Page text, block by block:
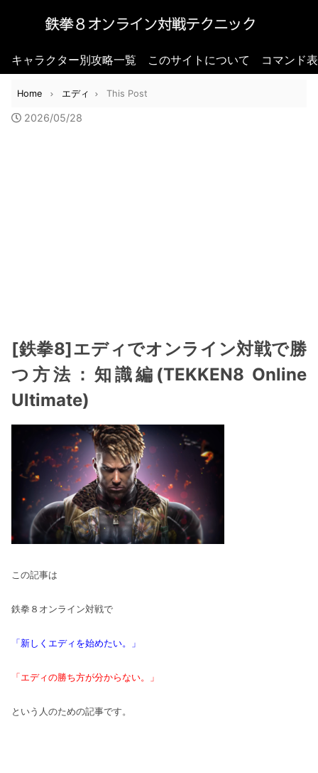
キャラクター別攻略一覧 このサイトについて コマンド
Home エディ This Post
2026/05/28
[鉄拳8]エディでオンライン対戦で勝
つ方法：知識編(TEKKEN8 Online
Ultimate)
この記事は
鉄拳８オンライン対戦で
「新しくエディを始めたい。」
「エディの勝ち方が分からない。」
という人のための記事です。